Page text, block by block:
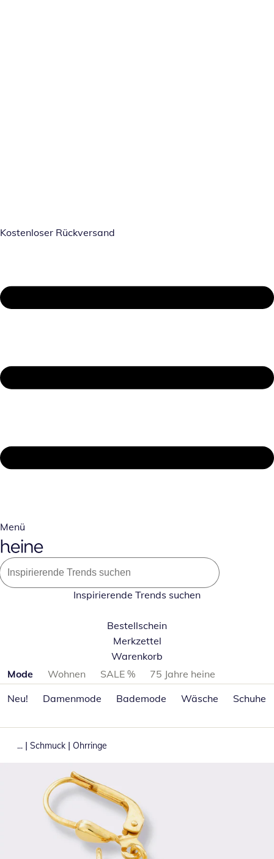
Kostenloser Rückversand
Menü
Inspirierende Trends suchen
Bestellschein
Merkzettel
Warenkorb
Produktkategorien überspringen
Mode Wohnen SALE %
75 Jahre heine
Neu!
Damenmode Bademode Wäsche Schuhe
... | Schmuck | Ohrringe